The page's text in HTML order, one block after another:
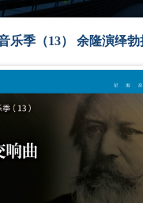
乐季（13） 余隆演绎